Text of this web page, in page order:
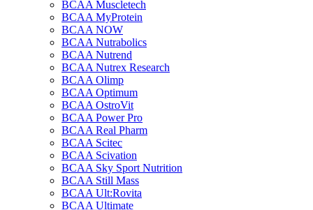
BCAA Muscletech
BCAA MyProtein
BCAA NOW
BCAA Nutrabolics
BCAA Nutrend
BCAA Nutrex Research
BCAA Olimp
BCAA Optimum
BCAA OstroVit
BCAA Power Pro
BCAA Real Pharm
BCAA Scitec
BCAA Scivation
BCAA Sky Sport Nutrition
BCAA Still Mass
BCAA Ult:Rovita
BCAA Ultimate